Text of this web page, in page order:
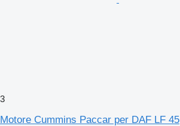
3
Motore Cummins Paccar per DAF LF 45